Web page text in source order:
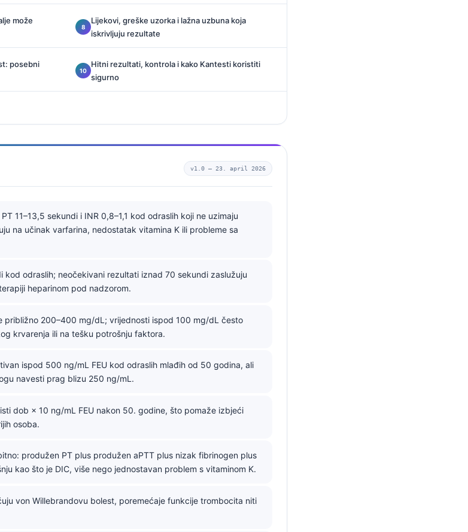
može
Lijekovi, greške uzorka i lažna uzbuna koja
iskrivljuju rezultate
posebni
Hitni rezultati, kontrola i kako Kantesti koristiti
sigurno
v1.0 — 23. april 2026
11–13,5 sekundi i INR 0,8–1,1 kod odraslih koji ne uzimaju
na učinak varfarina, nedostatak vitamina K ili probleme sa
kod odraslih; neočekivani rezultati iznad 70 sekundi zaslužuju
heparinom pod nadzorom.
približno 200–400 mg/dL; vrijednosti ispod 100 mg/dL često
krvarenja ili na tešku potrošnju faktora.
ispod 500 ng/mL FEU kod odraslih mlađih od 50 godina, ali
navesti prag blizu 250 ng/mL.
dob × 10 ng/mL FEU nakon 50. godine, što pomaže izbjeći
osoba.
produžen PT plus produžen aPTT plus nizak fibrinogen plus
kao što je DIC, više nego jednostavan problem s vitaminom K.
von Willebrandovu bolest, poremećaje funkcije trombocita niti